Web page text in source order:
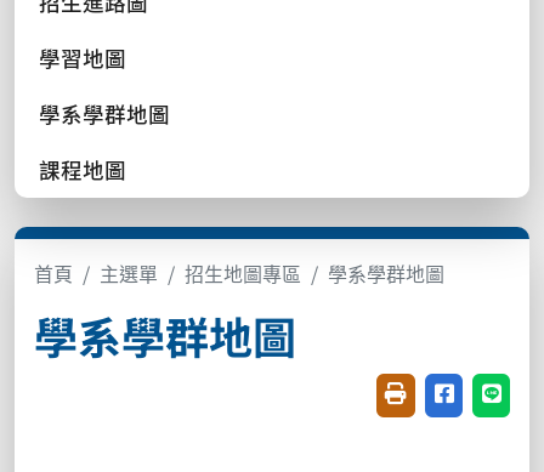
學習地圖
學系學群地圖
課程地圖
首頁 主選單 招生地圖專區 學系學群地圖
學系學群地圖
友善列印(開新視
分享至臉書
分享